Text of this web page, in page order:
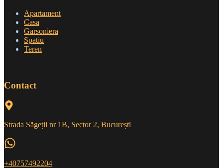
Apartament
Casa
Garsoniera
Spatiu
Teren
Contact
Strada Săgeții nr 1B, Sector 2, București
+40757492204